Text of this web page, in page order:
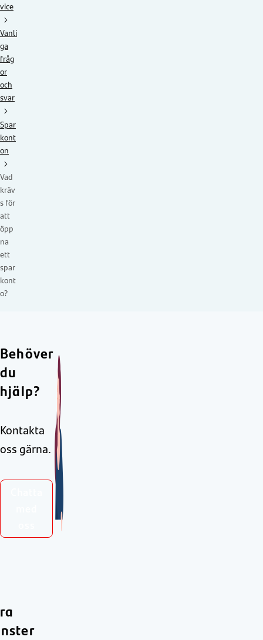
vice
Vanli
ga
fråg
or
och
svar
Spar
kont
on
Vad
kräv
s för
att
öpp
na
ett
spar
kont
o?
Behöver
du
hjälp?
Kontakta
oss gärna.